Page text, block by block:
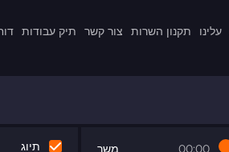
עלינו תקנון השרות צור קשר תיק עבודות
משך 00:00 תיוג